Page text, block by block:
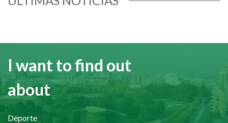
I want to find out
about
Deporte